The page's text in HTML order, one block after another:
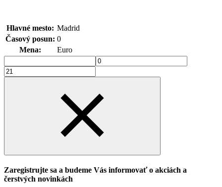
Hlavné mesto: Madrid
Časový posun: 0
Mena:
Euro
Zaregistrujte sa a budeme Vás informovať o akciách a
čerstvých novinkách